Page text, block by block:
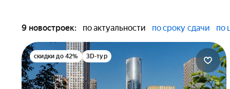
9 новостроек: по актуальности по сроку сдачи по
скидки до 42% 3D-тур